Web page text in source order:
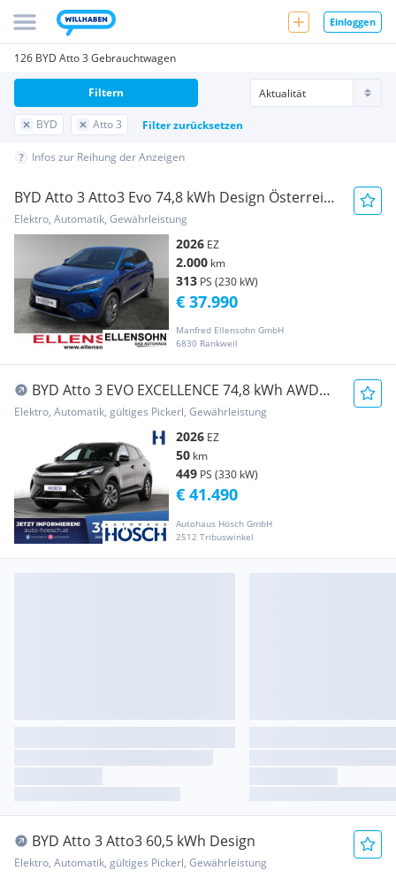
Einloggen
126 BYD Atto 3 Gebrauchtwagen
BYD Atto 3 Filter zurücksetzen
Filtern
Infos zur Reihung der Anzeigen
BYD Atto 3 Atto3 Evo 74,8 kWh Design Österreich
Paket RWD
Elektro, Automatik, Gewährleistung
2026 EZ
2.000 km
313 PS (230 kW)
Manfred Ellensohn GmbH
6830 Rankweil
€ 37.990
BYD Atto 3 EVO EXCELLENCE 74,8 kWh AWD
NEUWAGEN LAG...
Elektro, Automatik, gültiges Pickerl, Gewährleistung
2026 EZ
50 km
449 PS (330 kW)
Autohaus Hösch GmbH
2512 Tribuswinkel
€ 41.490
BYD Atto 3 Atto3 60,5 kWh Design
Elektro, Automatik, gültiges Pickerl, Gewährleistung